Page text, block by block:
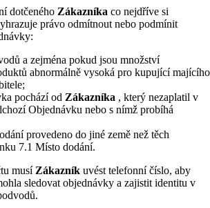
dotčeného Zákazníka co nejdříve si
právo odmítnout nebo podmínit
a zejména pokud jsou množství
abnormálně vysoká pro kupující majícího
pochází od Zákazníka , který nezaplatil v
Objednávku nebo s nímž probíhá
provedeno do jiné země než těch
7.1 Místo dodání.
musí Zákazník uvést telefonní číslo, aby
sledovat objednávky a zajistit identitu v